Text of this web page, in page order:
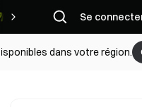
Se
dans votre région.